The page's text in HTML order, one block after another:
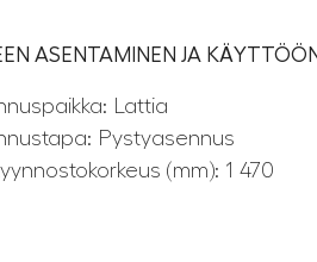
ASENTAMINEN JA
Lattia
Pystyasennus
(mm): 1 470